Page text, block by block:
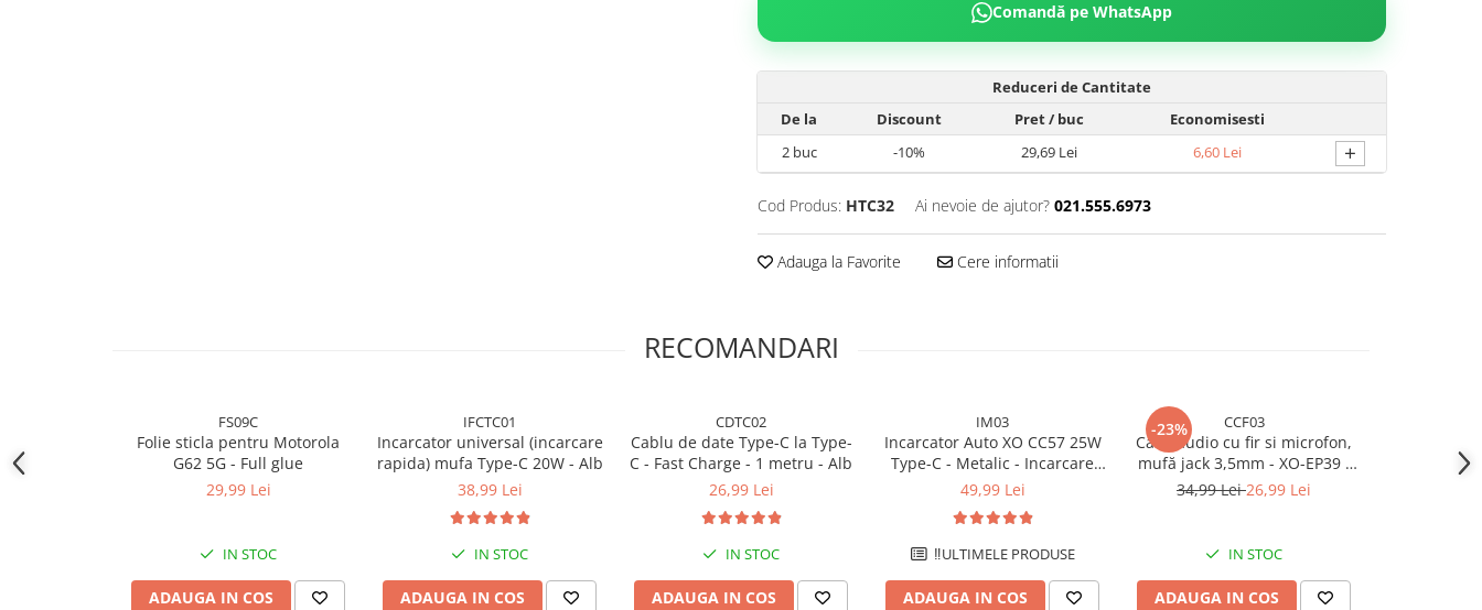
Comandă pe WhatsApp
Reduceri de Cantitate
De la
Discount Pret/ buc
Economisesti
2buc -10% 29,69 Lei 6,60 Lei +
Cod Produs: HTC32 Ai nevoie de ajutor? 021.555.6973
Adauga la Favorite Cere informatii
RECOMANDARI
FS09C
Folie sticla pentru Motorola
G62 5G - Full glue
29,99 Lei
IN STOC
ADAUGA IN COS
IFCTC01
Incarcator universal (incarcare
rapida) mufa Type-C 20W - Alb
38,99 Lei
IN STOC
ADAUGA IN COS
CDTC02
Cablu de date Type-C la Type-
C - Fast Charge - 1 metru - Alb
26,99 Lei
IN STOC
ADAUGA IN COS
IM03
Incarcator Auto XO CC57 25W
Type-C - Metalic - Incarcare
Rapida - Negru
49,99 Lei
‼️ULTIMELE PRODUSE
ADAUGA IN COS
-23% CCF03
Casti audio cu fir si microfon,
mufă jack 3,5mm - XO-EP39 -
Negru
34,99 Lei26,99 Lei
IN STOC
ADAUGA IN COS
mufă jack